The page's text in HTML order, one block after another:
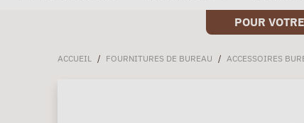
POUR
ACCUEIL / FOURNITURES DE BUREAU / ACCESSOIRES